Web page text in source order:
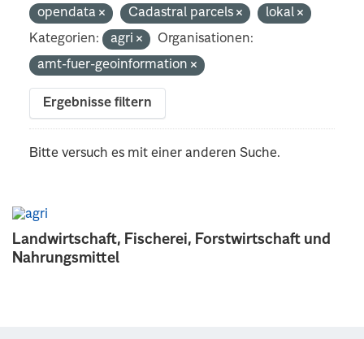
Landwirtschaft, Fischerei, Forstwirtschaft und
Nahrungsmittel
opendata
Cadastral parcels
lokal
Kategorien:
agri
Organisationen:
amt-fuer-geoinformation
Ergebnisse filtern
Bitte versuch es mit einer anderen Suche.